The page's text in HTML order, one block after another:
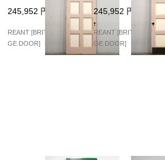
245,952 円
REANT [BRITISH VINTA
GE DOOR]
245,952 円
REANT [BRITISH VINTA
GE DOOR]